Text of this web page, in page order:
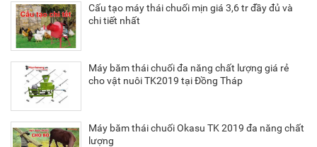
Cấu tạo máy thái chuối mịn giá 3,6 tr đầy đủ và
chi tiết nhất
Máy băm thái chuối đa năng chất lượng giá rẻ
cho vật nuôi TK2019 tại Đồng Tháp
Máy băm thái chuối Okasu TK 2019 đa năng chất
lượng